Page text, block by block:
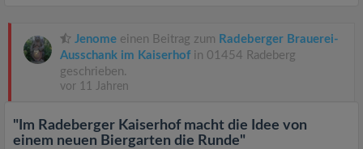
Jenome einen Beitrag zum Radeberger Brauerei-
Ausschank im Kaiserhof in 01454 Radeberg
geschrieben.
vor 11 Jahren
"Im Radeberger Kaiserhof macht die Idee von
einem neuen Biergarten die Runde"